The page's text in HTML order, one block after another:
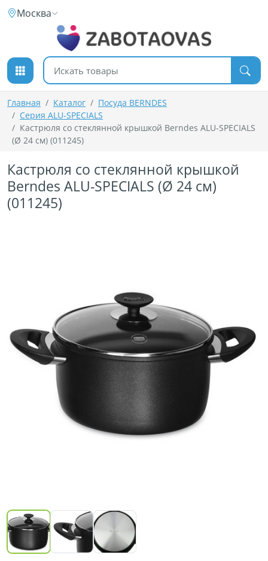
К содержимому
Москва
Поиск товаров
Главная Каталог
Посуда BERNDES
Серия ALU-SPECIALS
Кастрюля со стеклянной крышкой Berndes ALU-SPECIALS
(Ø 24 см) (011245)
Кастрюля со стеклянной крышкой
Berndes ALU-SPECIALS (Ø 24 см)
(011245)